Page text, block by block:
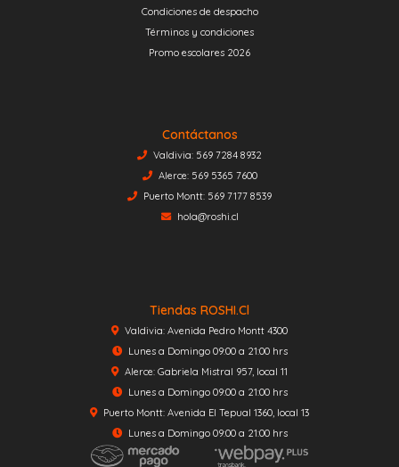
Condiciones de despacho
Términos y condiciones
Promo escolares 2026
Contáctanos
Valdivia: 569 7284 8932
Alerce: 569 5365 7600
Puerto Montt: 569 7177 8539
hola@roshi.cl
Tiendas ROSHI.cl
Valdivia: Avenida Pedro Montt 4300
Lunes a Domingo 09:00 a 21:00 hrs
Alerce: Gabriela Mistral 957, local 11
Lunes a Domingo 09:00 a 21:00 hrs
Puerto Montt: Avenida El Tepual 1360, local 13
Lunes a Domingo 09:00 a 21:00 hrs